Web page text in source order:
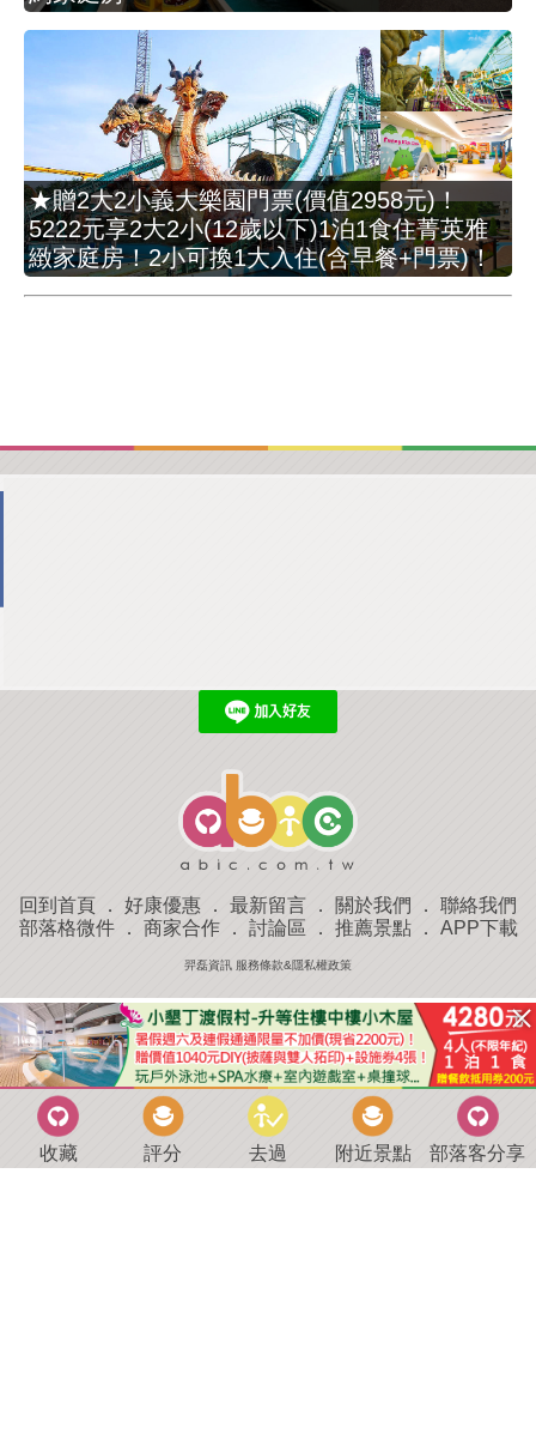
★贈2大2小義大樂園門票(價值2958元)！
5222元享2大2小(12歲以下)1泊1食住菁英雅
緻家庭房！2小可換1大入住(含早餐+門票)！
回到首頁 ． 好康優惠 ． 最新留言 ． 關於我們 ． 聯絡我們
部落格微件． 商家合作． 討論區 ． 推薦景點． APP下載
羿磊資訊 服務條款&隱私權政策
收藏 評分 去過 附近景點 部落客分享